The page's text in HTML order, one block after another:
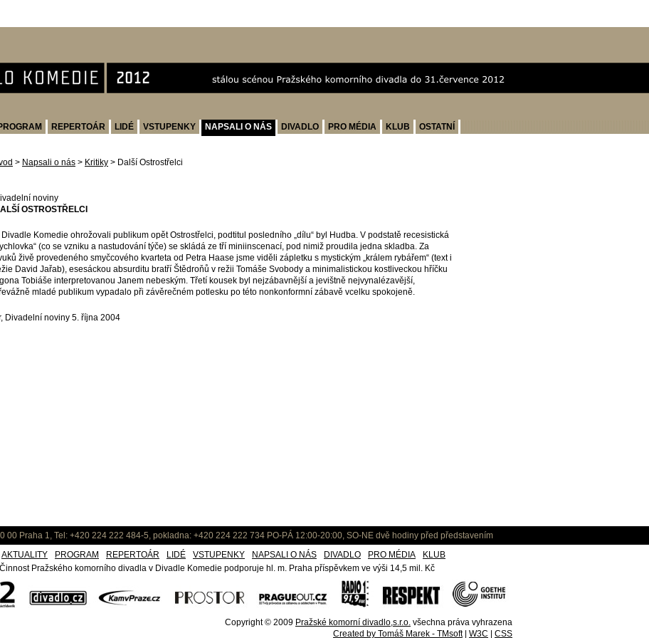
REPERTOÁR LIDÉ VSTUPENKY NAPSALI O NÁS DIVADLO PRO MÉDIA KLUB
OSTATNÍ
> Napsali o nás > Kritiky > Další Ostrostřelci
noviny
OSTROSTŘELCI
Divadle Komedie ohrožovali publikum opět Ostrostřelci, podtitul posledního „dílu“ byl Hudba. V podstatě recesistická
(co se vzniku a nastudování týče) se skládá ze tří miniinscenací, pod nimiž proudila jedna skladba. Za
živě provedeného smyčcového kvarteta od Petra Haase jsme viděli zápletku s mystickým „králem rybářem“ (text i
David Jařab), esesáckou absurditu bratří Štědroňů v režii Tomáše Svobody a minimalistickou kostliveckou hříčku
Tobiáše interpretovanou Janem nebeským. Třetí kousek byl nejzábavnější a jevištně nejvynalézavější,
mladé publikum vypadalo při závěrečném potlesku po této nonkonformní zábavě vcelku spokojeně.
Divadelní noviny 5. října 2004
00 Praha 1, Tel: +420 224 222 484-5, pokladna: +420 224 222 734 PO-PÁ 12:00-20:00, SO-NE dvě hodiny před představením
AKTUALITY
PROGRAM REPERTOÁR LIDÉ VSTUPENKY NAPSALI O NÁS DIVADLO PRO MÉDIA
KLUB
Činnost Pražského komorního divadla v Divadle Komedie podporuje hl. m. Praha příspěvkem ve výši 14,5 mil. Kč
Copyright © 2009 Pražské komorní divadlo,s.r.o. všechna práva vyhrazena
Created by Tomáš Marek - TMsoft| W3C CSS